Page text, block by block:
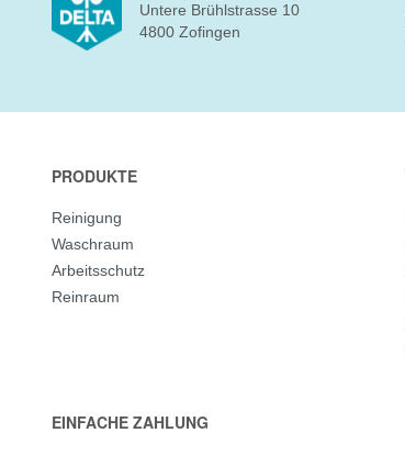
Untere Brühlstrasse 10
4800 Zofingen
PRODUKTE
Reinigung
Waschraum
Arbeitsschutz
Reinraum
EINFACHE ZAHLUNG